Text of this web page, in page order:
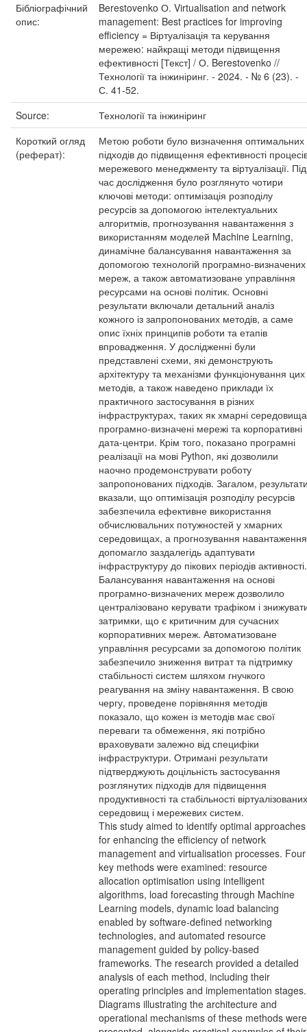
Бібліографічний
опис:
Berestovenko О. Virtualisation and network
management: Best practices for improving
efficiency = Віртуалізація та керування
мережею: найкращі методи підвищення
ефективності [Текст] / О. Berestovenko //
Технології та інжиніринг. - 2024. - № 6 (23). -
С. 41-52.
Source:
Технології та інжиніринг
Короткий огляд
(реферат):
Метою роботи було визначення оптимальних
підходів до підвищення ефективності
мережевого менеджменту та віртуалізації. Під
час дослідження було розглянуто чотири
ключові методи: оптимізація розподілу
ресурсів за допомогою інтелектуальних
алгоритмів, прогнозування навантаження з
використанням моделей Machine Learning,
динамічне балансування навантаження за
допомогою технологій програмно-визначених
мереж, а також автоматизоване управління
ресурсами на основі політик. Основні
результати включали детальний аналіз
кожного із запропонованих методів, а саме
опис їхніх принципів роботи та етапів
впровадження. У дослідженні були
представлені схеми, які демонструють
архітектуру та механізми функціонування цих
методів, а також наведено приклади їх
практичного застосування в різних
інфраструктурах, таких як хмарні
програмно-визначені мережі та корпоративні
дата-центри. Крім того, показано програмні
реалізації на мові Python, які дозволили
наочно продемонструвати роботу
запропонованих підходів. Загалом,
вказали, що оптимізація розподілу ресурсів
забезпечила ефективне використання
обчислювальних потужностей у хмарних
середовищах, а прогнозування навантаження
допомагло заздалегідь адаптувати
інфраструктуру до пікових періодів активності.
Балансування навантаження на основі
програмно-визначених мереж дозволило
централізовано керувати трафіком і
затримки, що є критичним для сучасних
корпоративних мереж. Автоматизоване
управління ресурсами за допомогою політик
забезпечило зниження витрат та підтримку
стабільності систем шляхом гнучкого
реагування на зміну навантаження. В свою
чергу, проведене порівняння методів
показало, що кожен із методів має свої
переваги та обмеження, які потрібно
враховувати залежно від специфіки
інфраструктури. Отримані результати
підтверджують доцільність застосування
розглянутих підходів для підвищення
продуктивності та стабільності віртуалізованих
середовищ і мережевих систем.
This study aimed to identify optimal approaches
for enhancing the efficiency of network
management and virtualisation processes. Four
key methods were examined: resource
allocation optimisation using intelligent
algorithms, load forecasting through Machine
Learning models, dynamic load balancing
enabled by software-defined networking
technologies, and automated resource
management guided by policy-based
frameworks. The research provided a detailed
analysis of each method, including their
operating principles and implementation stages.
Diagrams illustrating the architecture and
operational mechanisms of these methods were